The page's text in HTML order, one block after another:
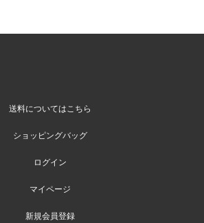
送料についてはこちら
ショッピングバッグ
ログイン
マイページ
新規会員登録